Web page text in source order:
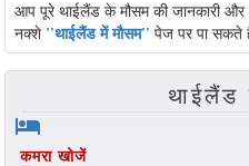
आप पूरे थाईलैंड के मौसम की जानकारी और
नक्शे ''थाईलैंड में मौसम'' पेज पर पा सकते
थाईलैंड
hotel
कमरा खोजें